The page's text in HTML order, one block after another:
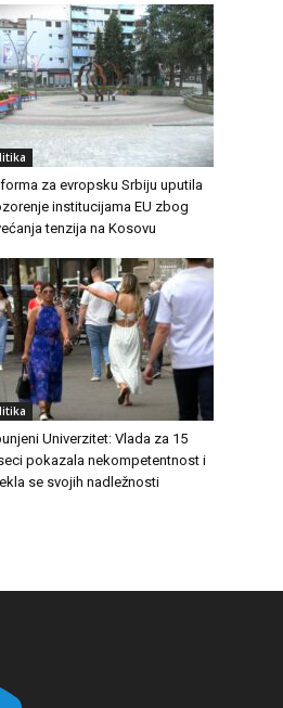
za evropsku Srbiju uputila
institucijama EU zbog
tenzija na Kosovu
Univerzitet: Vlada za 15
pokazala nekompetentnost i
se svojih nadležnosti